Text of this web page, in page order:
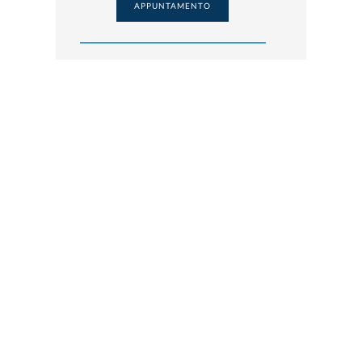
APPUNTAMENTO